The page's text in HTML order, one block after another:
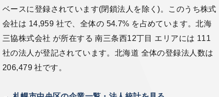
ベースに登録されています(閉鎖法人を除く)。このうち株式
会社は 14,959 社で、全体の 54.7% を占めています。北海
三協株式会社 が所在する 南三条西12丁目 エリアには 111
社の法人が登記されています。北海道 全体の登録法人数は
206,479 社です。